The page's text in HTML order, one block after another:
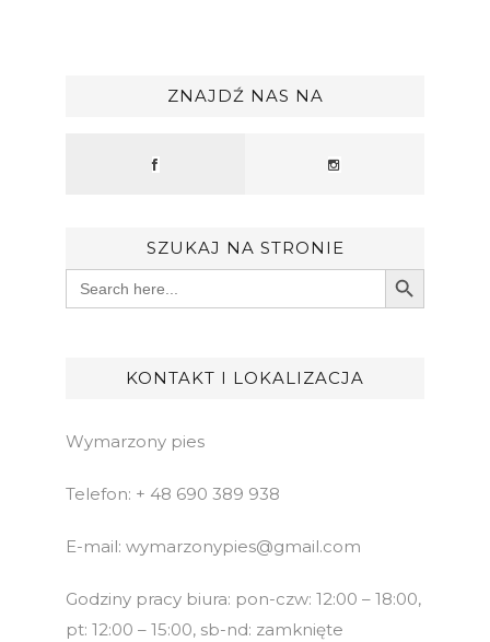
ZNAJDŹ NAS NA
SZUKAJ NA STRONIE
Search
for:
Search Button
KONTAKT I LOKALIZACJA
Wymarzony pies
Telefon: + 48 690 389 938
E-mail: wymarzonypies@gmail.com
Godziny pracy biura: pon-czw: 12:00 – 18:00,
pt: 12:00 – 15:00, sb-nd: zamknięte